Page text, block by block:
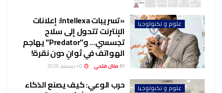
علوم و تكنولوجيا «تسريبات Intellexa: إعلانات
الإنترنت تتحول إلى سلاح
تجسسي… و”Predator” يهاجم
الهواتف في ثوانٍ دون نقرة!
BY منال فتحي
علوم و تكنولوجيا حرب الوعي: كيف يصنع الذكاء